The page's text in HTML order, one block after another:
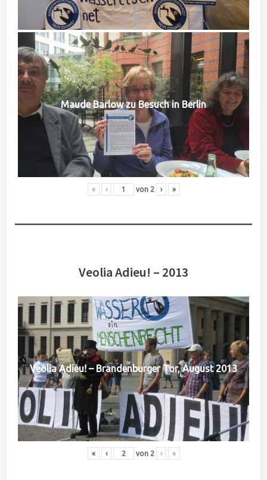
Maude Barlow zu Besuch in Berlin
« ‹ von 2 › »
Veolia Adieu! – 2013
Veolia Adieu! – Brandenburger Tor, August 2013
« ‹ von 2 › »